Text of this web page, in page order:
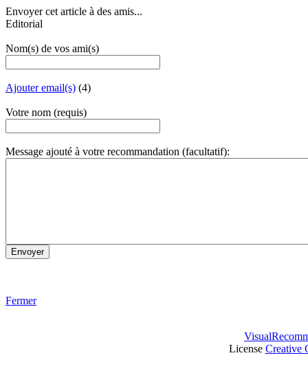
Envoyer cet article à des amis...
Editorial
Nom(s) de vos ami(s)
Ajouter email(s) (4)
Votre nom (requis)
Message ajouté à votre recommandation (facultatif):
Fermer
License Creative